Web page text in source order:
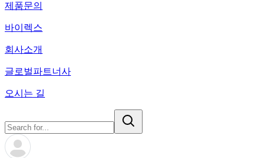
제품문의
바이렉스
회사소개
글로벌파트너사
오시는 길